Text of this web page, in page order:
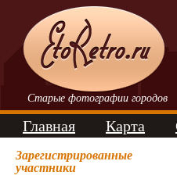
Старые фотографии городов
Главная Карта
Зарегистрированные
участники